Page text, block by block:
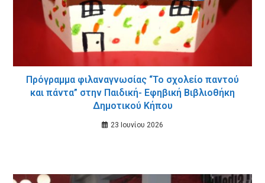
Πρόγραμμα φιλαναγνωσίας “Το σχολείο παντού
και πάντα” στην Παιδική- Εφηβική Βιβλιοθήκη
Δημοτικού Κήπου
23 Ιουνίου 2026